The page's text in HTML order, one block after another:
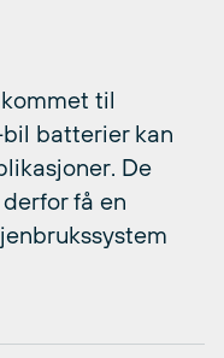
til
batterier kan
De
få en